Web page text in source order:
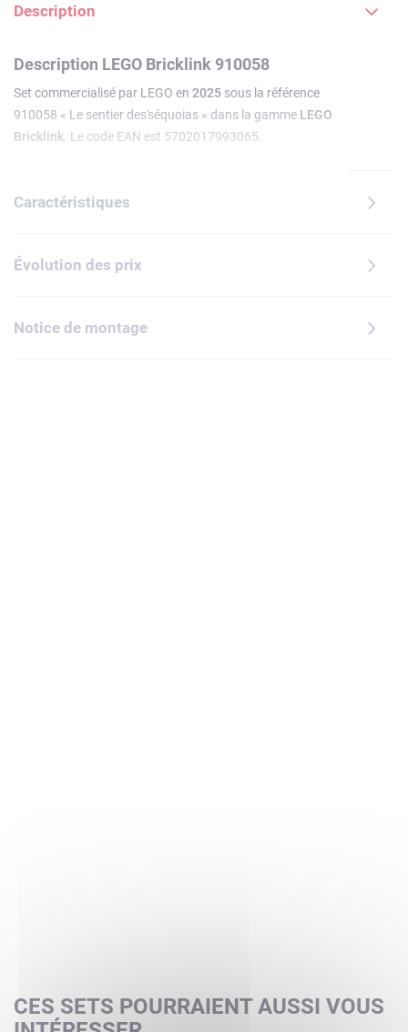
Description
Description LEGO Bricklink 910058
Set commercialisé par LEGO en 2025 sous la référence
910058 « Le sentier des'séquoias » dans la gamme LEGO
Bricklink . Le code EAN est 5702017993065.
Caractéristiques
Évolution des prix
Notice de montage
CES SETS POURRAIENT AUSSI VOUS